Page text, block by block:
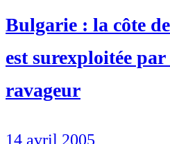
Bulgarie : la côte
est surexploitée
ravageur
14 avril 2005